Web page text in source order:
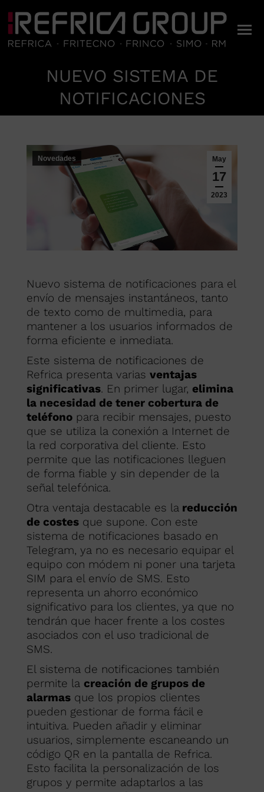
NUEVO SISTEMA DE
NOTIFICACIONES
May
17
2023
Novedades
Nuevo sistema de notificaciones para el
envío de mensajes instantáneos, tanto
de texto como de multimedia, para
mantener a los usuarios informados de
forma eficiente e inmediata.
Este sistema de notificaciones de
Refrica presenta varias ventajas
significativas. En primer lugar, elimina
la necesidad de tener cobertura de
teléfonopara recibir mensajes, puesto
que se utiliza la conexión a Internet de
la red corporativa del cliente. Esto
permite que las notificaciones lleguen
de forma fiable y sin depender de la
señal telefónica.
Otra ventaja destacable es lareducción
de costesque supone. Con este
sistema de notificaciones basado en
Telegram, ya no es necesario equipar el
equipo con módem ni poner una tarjeta
SIM para el envío de SMS. Esto
representa un ahorro económico
significativo para los clientes, ya que no
tendrán que hacer frente a los costes
asociados con el uso tradicional de
SMS.
El sistema de notificaciones también
permite la creación de grupos de
alarmasque los propios clientes
pueden gestionar de forma fácil e
intuitiva. Pueden añadir y eliminar
usuarios, simplemente escaneando un
código QR en la pantalla de Refrica.
Esto facilita la personalización de los
grupos y permite adaptarlos a las